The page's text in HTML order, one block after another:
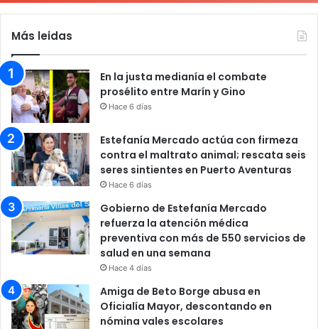
Más leidas
En la justa medianía el combate
prosélito entre Marín y Gino
Hace 6 días
Estefanía Mercado actúa con firmeza
contra el maltrato animal; rescata seis
seres sintientes en Puerto Aventuras
Hace 6 días
Gobierno de Estefanía Mercado
refuerza la atención médica
preventiva con más de 550 servicios de
salud en una semana
Hace 4 días
Amiga de Beto Borge abusa en
Oficialía Mayor, descontando en
nómina vales escolares